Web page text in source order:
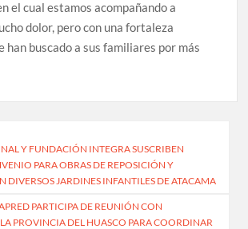
el cual estamos acompañando a
dolor, pero con una fortaleza
han buscado a sus familiares por más
Y FUNDACIÓN INTEGRA SUSCRIBEN
PARA OBRAS DE REPOSICIÓN Y
DIVERSOS JARDINES INFANTILES DE ATACAMA
PARTICIPA DE REUNIÓN CON
PROVINCIA DEL HUASCO PARA COORDINAR